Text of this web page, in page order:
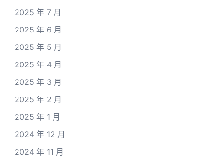
2025 年 7 月
2025 年 6 月
2025 年 5 月
2025 年 4 月
2025 年 3 月
2025 年 2 月
2025 年 1 月
2024 年 12 月
2024 年 11 月